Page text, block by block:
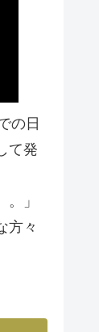
の日
て発
」
方々